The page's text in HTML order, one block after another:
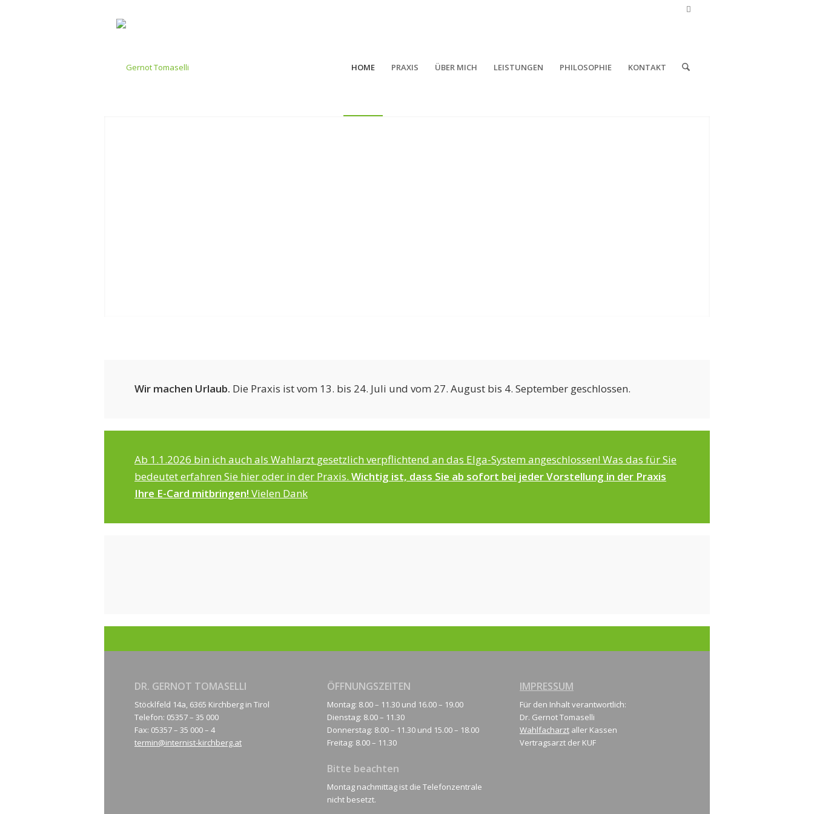
HOME PRAXIS ÜBER MICH LEISTUNGEN PHILOSOPHIE KONTAKT
Wir machen Urlaub. Die Praxis ist vom 13. bis 24. Juli und vom 27. August bis 4. September geschlossen.
Ab 1.1.2026 bin ich auch als Wahlarzt gesetzlich verpflichtend an das Elga-System angeschlossen! Was das für Sie
bedeutet erfahren Sie hier oder in der Praxis. Wichtig ist, dass Sie ab sofort bei jeder Vorstellung in der Praxis
Ihre E-Card mitbringen! Vielen Dank
DR. GERNOT TOMASELLI
Stöcklfeld 14a, 6365 Kirchberg in Tirol
Telefon: 05357 – 35 000
Fax: 05357 – 35 000 – 4
termin@internist-kirchberg.at
ÖFFNUNGSZEITEN
Montag: 8.00 – 11.30 und 16.00 – 19.00
Dienstag: 8.00 – 11.30
Donnerstag: 8.00 – 11.30 und 15.00 – 18.00
Freitag: 8.00 – 11.30
Bitte beachten
Montag nachmittag ist die Telefonzentrale
nicht besetzt.
IMPRESSUM
Für den Inhalt verantwortlich:
Dr. Gernot Tomaselli
Wahlfacharzt aller Kassen
Vertragsarzt der KUF